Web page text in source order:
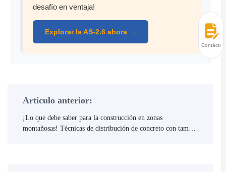
desafío en ventaja!
Explorar la AS-2.6 ahora →
Artículo anterior:
¡Lo que debe saber para la construcción en zonas
montañosas! Técnicas de distribución de concreto con tambor